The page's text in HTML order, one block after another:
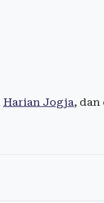
Harian Jogja,